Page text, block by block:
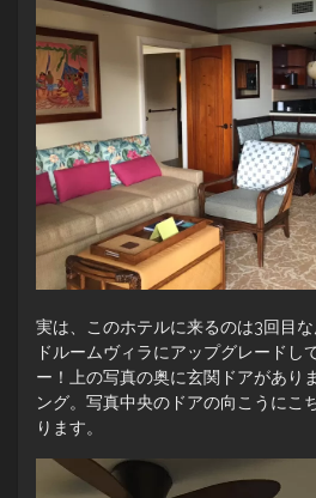
実は、このホテルに来るのは3回目
ドルームヴィラにアップグレードし
ー！上の写真の奥に玄関ドアがあり
ング。写真中央のドアの向こうにこ
ります。